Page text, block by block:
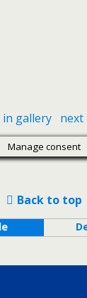
in gallery next
Manage consent
Back to top